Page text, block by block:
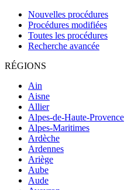
Nouvelles procédures
Procédures modifiées
Toutes les procédures
Recherche avancée
RÉGIONS
Ain
Aisne
Allier
Alpes-de-Haute-Provence
Alpes-Maritimes
Ardèche
Ardennes
Ariège
Aube
Aude